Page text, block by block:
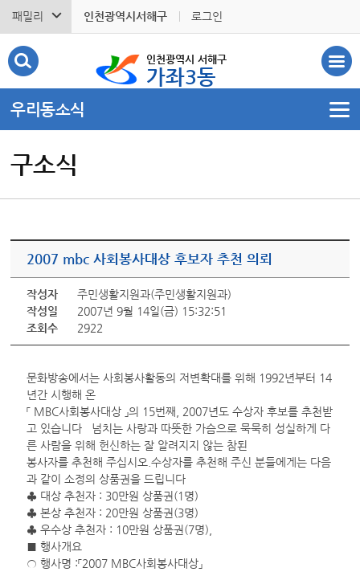
패밀리 인천광역시서해구 로그인
인천광역시 서해구
가좌3동
우리동소식
구소식
2007 mbc 사회봉사대상 후보자 추천 의뢰
작성자
주민생활지원과(주민생활지원과)
작성일
2007년 9월 14일(금) 15:32:51
조회수
2922
문화방송에서는 사회봉사활동의 저변확대를 위해 1992년부터 14
년간 시행해 온
「 MBC사회봉사대상 」의 15번째, 2007년도 수상자 후보를 추천받
고 있습니다 넘치는 사랑과 따뜻한 가슴으로 묵묵히 성실하게 다
른 사람을 위해 헌신하는 잘 알려지지 않는 참된
봉사자를 추천해 주십시오.수상자를 추천해 주신 분들에게는 다음
과 같이 소정의 상품권을 드립니다
♣ 대상 추천자 : 30만원 상품권(1명)
♣ 본상 추천자 : 20만원 상품권(3명)
♣ 우수상 추천자 : 10만원 상품권(7명),
■ 행사개요
○ 행사명 :「2007 MBC사회봉사대상」